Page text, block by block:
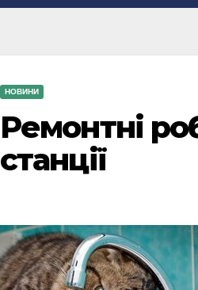
НОВИНИ
Ремонтні
станції